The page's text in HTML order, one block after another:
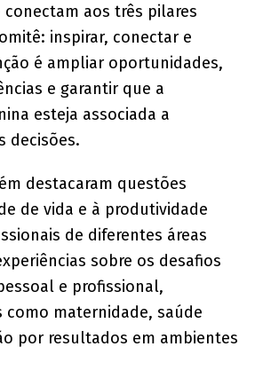
conectam aos três pilares
inspirar, conectar e
é ampliar oportunidades,
e garantir que a
esteja associada a
decisões.
destacaram questões
de vida e à produtividade
de diferentes áreas
sobre os desafios
e profissional,
como maternidade, saúde
por resultados em ambientes